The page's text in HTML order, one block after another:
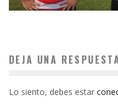
DEJA UNA
Lo siento, debes estar